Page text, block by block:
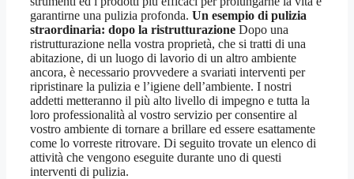
garantirne una pulizia profonda. Un esempio di pulizia
straordinaria: dopo la ristrutturazione Dopo una
ristrutturazione nella vostra proprietà, che si tratti di una
abitazione, di un luogo di lavorio di un altro ambiente
ancora, è necessario provvedere a svariati interventi per
ripristinare la pulizia e l’igiene dell’ambiente. I nostri
addetti metteranno il più alto livello di impegno e tutta la
loro professionalità al vostro servizio per consentire al
vostro ambiente di tornare a brillare ed essere esattamente
come lo vorreste ritrovare. Di seguito trovate un elenco di
attività che vengono eseguite durante uno di questi
interventi di pulizia.